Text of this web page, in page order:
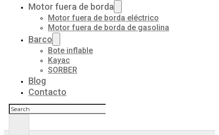
Motor fuera de borda
Motor fuera de borda eléctrico
Motor fuera de borda de gasolina
Barco
Bote inflable
Kayac
SORBER
Blog
Contacto
Buscar